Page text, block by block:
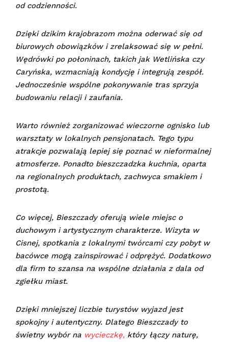
od codzienności.
Dzięki dzikim krajobrazom można oderwać się od
biurowych obowiązków i zrelaksować się w pełni.
Wędrówki po połoninach, takich jak Wetlińska czy
Caryńska, wzmacniają kondycję i integrują zespół.
Jednocześnie wspólne pokonywanie tras sprzyja
budowaniu relacji i zaufania.
Warto również zorganizować wieczorne ognisko lub
warsztaty w lokalnych pensjonatach. Tego typu
atrakcje pozwalają lepiej się poznać w nieformalnej
atmosferze. Ponadto bieszczadzka kuchnia, oparta
na regionalnych produktach, zachwyca smakiem i
prostotą.
Co więcej, Bieszczady oferują wiele miejsc o
duchowym i artystycznym charakterze. Wizyta w
Cisnej, spotkania z lokalnymi twórcami czy pobyt w
bacówce mogą zainspirować i odprężyć. Dodatkowo
dla firm to szansa na wspólne działania z dala od
zgiełku miast.
Dzięki mniejszej liczbie turystów wyjazd jest
spokojny i autentyczny. Dlatego Bieszczady to
świetny wybór na wycieczkę, który łączy naturę,